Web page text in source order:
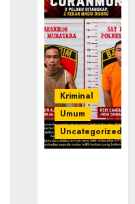
Kriminal
Umum
Uncategorized